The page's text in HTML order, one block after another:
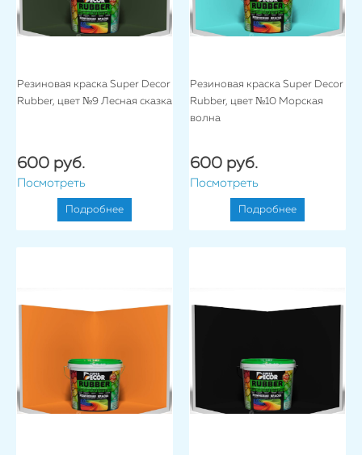
Резиновая краска Super Decor
Rubber, цвет №9 Лесная сказка
600 руб.
Посмотреть
Подробнее
Резиновая краска Super Decor
Rubber, цвет №10 Морская
волна
600 руб.
Посмотреть
Подробнее